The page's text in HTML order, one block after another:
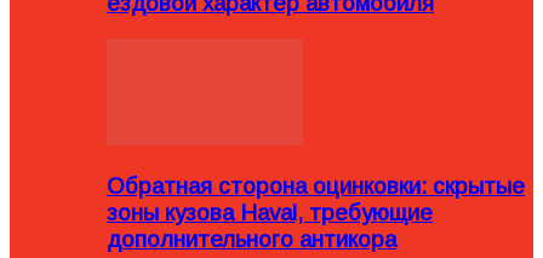
Обратная сторона оцинковки: скрытые
зоны кузова Haval, требующие
дополнительного антикора